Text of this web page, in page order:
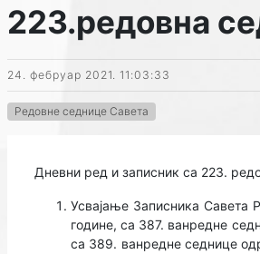
223.редовна
24. фебруар 2021. 11:03:33
Редовне седнице Савета
Дневни ред и записник са 223.
Усвајање Записника Савета
године, са 387. ванредне
са 389. ванредне седнице